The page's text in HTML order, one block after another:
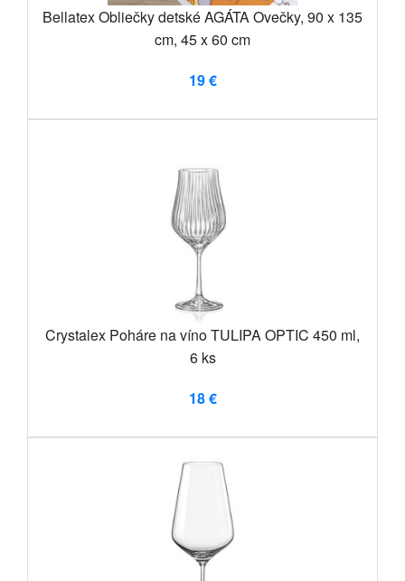
Bellatex Obliečky detské AGÁTA Ovečky, 90 x 135
cm, 45 x 60 cm
19 €
Crystalex Poháre na víno TULIPA OPTIC 450 ml,
6 ks
18 €